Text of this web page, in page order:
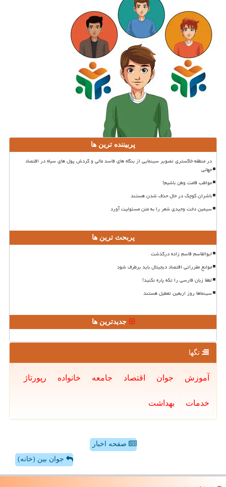
پربیننده ترین ها
در منطقه خاکستری تصویر سینمایی از بنگاه های فاسد مالی و گردش پول های سیاه در اقتصاد
جهانی
مواظب قامت وطن باشیم!
ناشران کوچک در حال حذف شدن هستند
سیمین دخت وحیدی شعر را به متن مسئولیت آورد
پربحث ترین ها
ابوالقاسم قاسم زاده درگذشت
موانع مقرراتی اقتصاد دیجیتال باید برطرف شود
لطفا زبان فارسی را تکه پاره نکنید!
سینماها روز اربعین تعطیل هستند
جدیدترین ها
تگها
آموزش جوان اقتصاد جامعه خانواده رپورتاژ
خدمات بهداشت
صفحه اخبار
جوان بین (خانه)